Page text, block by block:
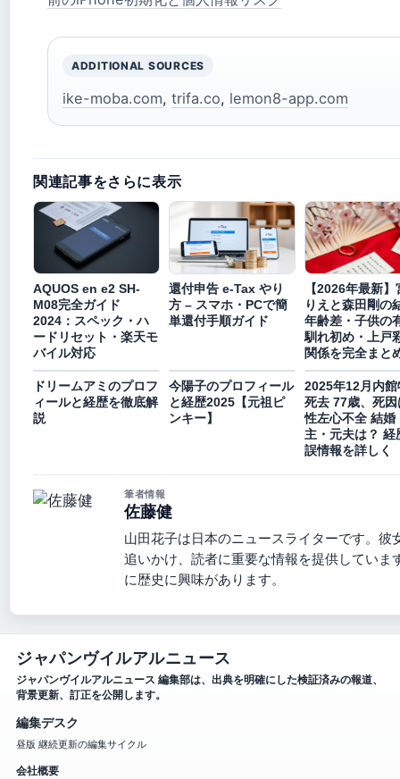
ADDITIONAL SOURCES
ike-moba.com, trifa.co, lemon8-app.com
関連記事をさらに表示
AQUOS en e2 SH-
M08完全ガイド
2024：スペック・ハ
ードリセット・楽天モ
バイル対応
還付申告 e-Tax やり
方 – スマホ・PCで簡
単還付手順ガイド
【2026年最新】
りえと森田剛の
年齢差・子供の
馴れ初め・上戸
関係を完全まと
ドリームアミのプロフ
ィールと経歴を徹底解
説
今陽子のプロフィール
と経歴2025【元祖ピ
ンキー】
2025年12月内館
死去 77歳、死因
性左心不全 結婚
主・元夫は？ 経
誤情報を詳しく
筆者情報
佐藤健
山田花子は日本のニュースライターです。彼
追いかけ、読者に重要な情報を提供していま
に歴史に興味があります。
ジャパンヴイルアルニュース
ジャパンヴイルアルニュース 編集部は、出典を明確にした検証済みの報道、
背景更新、訂正を公開します。
編集デスク
昼版 継続更新の編集サイクル
会社概要